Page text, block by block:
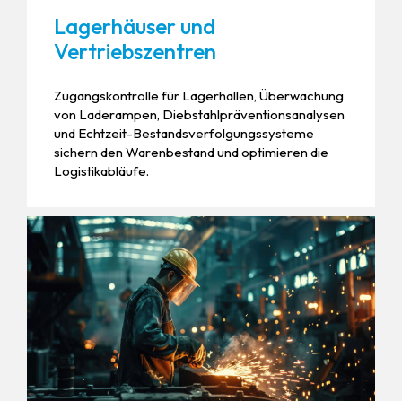
Lagerhäuser und
Vertriebszentren
Zugangskontrolle für Lagerhallen, Überwachung
von Laderampen, Diebstahlpräventionsanalysen
und Echtzeit-Bestandsverfolgungssysteme
sichern den Warenbestand und optimieren die
Logistikabläufe.